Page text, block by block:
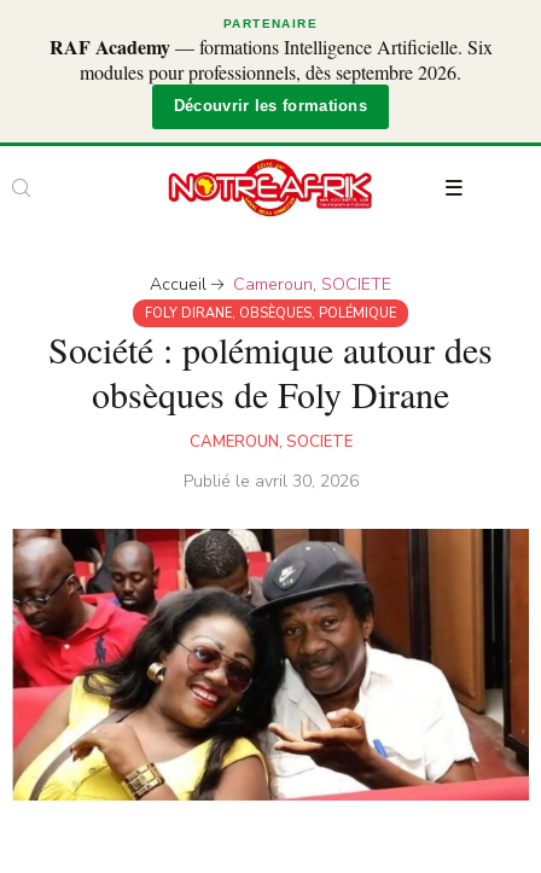
PARTENAIRE
RAF Academy— formations Intelligence Artificielle. Six
modules pour professionnels, dès septembre 2026.
Découvrir les formations
Accueil Cameroun, SOCIETE
FOLY DIRANE, OBSÈQUES, POLÉMIQUE
Société : polémique autour des
obsèques de Foly Dirane
CAMEROUN, SOCIETE
Publié le avril 30, 2026